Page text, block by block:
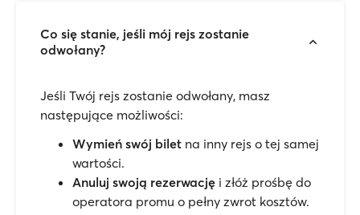
Co się stanie, jeśli mój rejs zostanie
odwołany?
Jeśli Twój rejs zostanie odwołany, masz
następujące możliwości:
Wymień swój bilet na inny rejs o tej samej
wartości.
Anuluj swoją rezerwację i złóż prośbę do
operatora promu o pełny zwrot kosztów.